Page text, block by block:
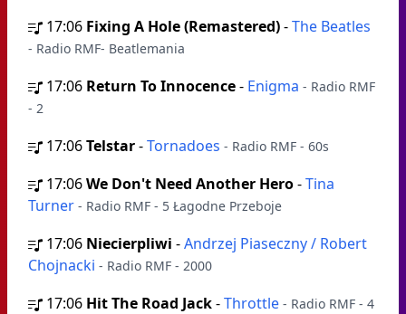
17:06 Fixing A Hole (Remastered)-The Beatles
- Radio RMF- Beatlemania
17:06 Return To Innocence- Enigma - Radio RMF
- 2
17:06Telstar-Tornadoes - Radio RMF - 60s
17:06We Don't Need Another Hero-Tina
Turner - Radio RMF - 5 Łagodne Przeboje
17:06 Niecierpliwi -Andrzej Piaseczny / Robert
Chojnacki - Radio RMF - 2000
17:06 Hit The Road Jack-Throttle - Radio RMF - 4